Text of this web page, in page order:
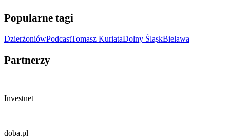
Popularne tagi
DzierżoniówPodcastTomasz KuriataDolny ŚląskBielawa
Partnerzy
Investnet
doba.pl